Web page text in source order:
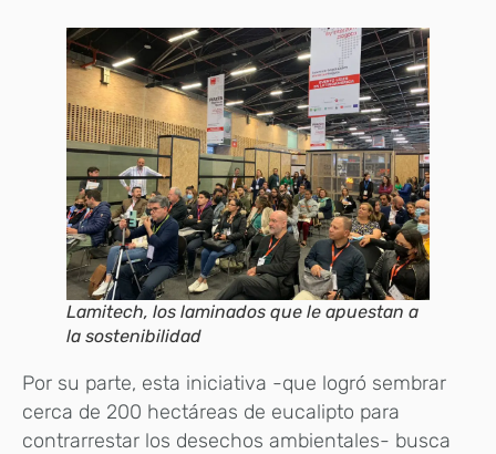
Lamitech, los laminados que le apuestan a
la sostenibilidad
Por su parte, esta iniciativa -que logró sembrar
cerca de 200 hectáreas de eucalipto para
contrarrestar los desechos ambientales- busca